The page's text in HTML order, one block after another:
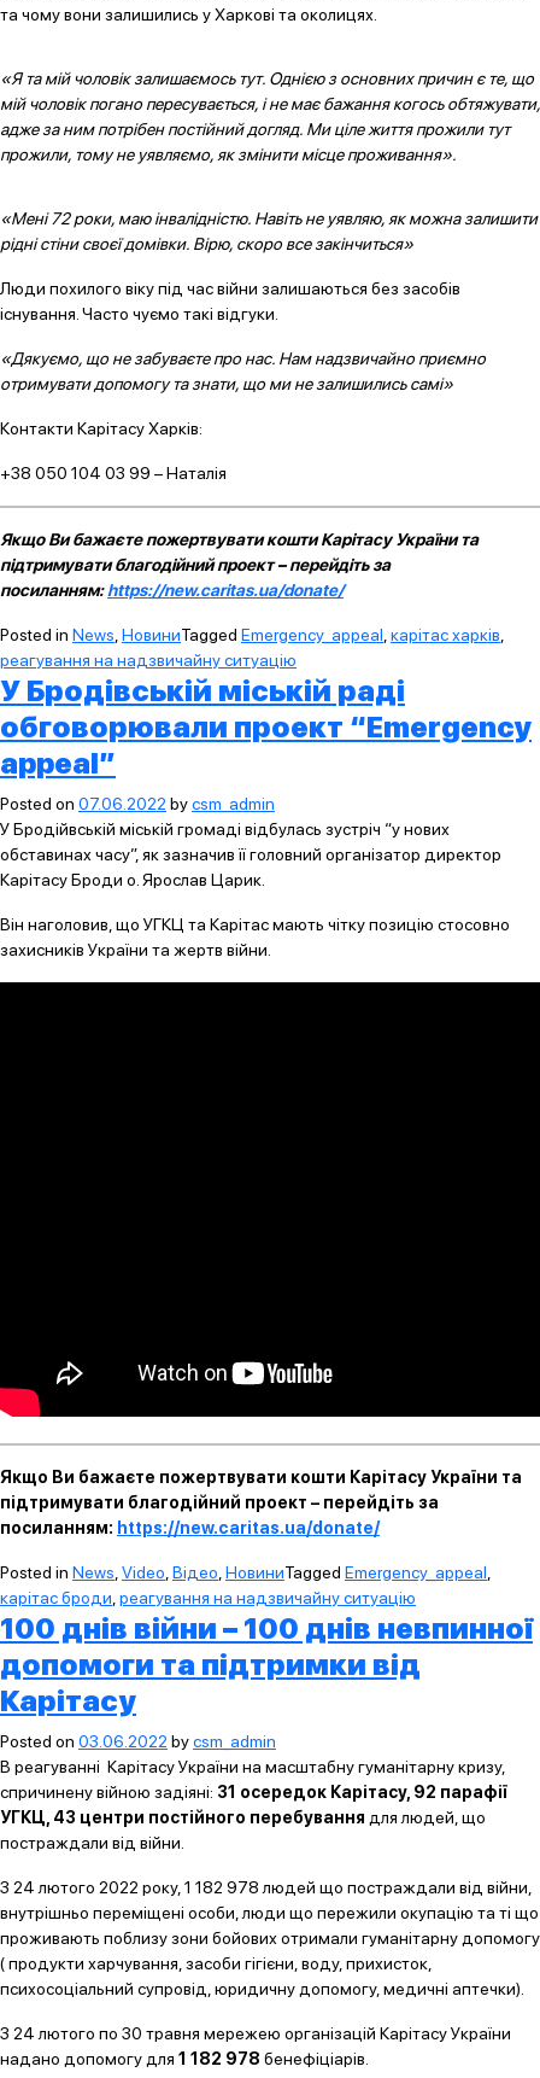
та чому вони залишились у Харкові та околицях.
«Я та мій чоловік залишаємось тут. Однією з основних причин є те, що
мій чоловік погано пересувається, і не має бажання когось обтяжувати,
адже за ним потрібен постійний догляд. Ми ціле життя прожили тут
прожили, тому не уявляємо, як змінити місце проживання».
«Мені 72 роки, маю інвалідністю. Навіть не уявляю, як можна залишити
рідні стіни своєї домівки. Вірю, скоро все закінчиться»
Люди похилого віку під час війни залишаються без засобів
існування. Часто чуємо такі відгуки.
«Дякуємо, що не забуваєте про нас. Нам надзвичайно приємно
отримувати допомогу та знати, що ми не залишились самі»
Контакти Карітасу Харків:
+38 050 104 03 99 – Наталія
Якщо Ви бажаєте пожертвувати кошти Карітасу України та
підтримувати благодійний проект – перейдіть за
посиланням:https://new.caritas.ua/donate/
Posted in News НовиниTagged Emergency_appeal карітас харків
реагування на надзвичайну ситуацію
У Бродівській міській раді
обговорювали проект “Emergency
appeal”
Posted on 07.06.2022 bycsm_admin
У Бродійвській міській громаді відбулась зустріч “у нових
обставинах часу”, як зазначив її головний організатор директор
Карітасу Броди о. Ярослав Царик.
Він наголовив, що УГКЦ та Карітас мають чітку позицію стосовно
захисників України та жертв війни.
Якщо Ви бажаєте пожертвувати кошти Карітасу України та
підтримувати благодійний проект – перейдіть за
посиланням: https://new.caritas.ua/donate/
Posted in News Video Відео НовиниTagged Emergency_appeal
карітас броди реагування на надзвичайну ситуацію
100 днів війни – 100 днів невпинної
допомоги та підтримки від
Карітасу
Posted on 03.06.2022 bycsm_admin
В реагуванні Карітасу України на масштабну гуманітарну кризу,
спричинену війною задіяні: 31 осередок Карітасу, 92 парафії
УГКЦ, 43 центри постійного перебування для людей, що
постраждали від війни.
З 24 лютого 2022 року, 1 182 978 людей що постраждали від війни,
внутрішньо переміщені особи, люди що пережили окупацію та ті що
проживають поблизу зони бойових отримали гуманітарну допомогу
( продукти харчування, засоби гігієни, воду, прихисток,
психосоціальний супровід, юридичну допомогу, медичні аптечки).
З 24 лютого по 30 травня мережею організацій Карітасу України
надано допомогу для 1 182 978 бенефіціарів.